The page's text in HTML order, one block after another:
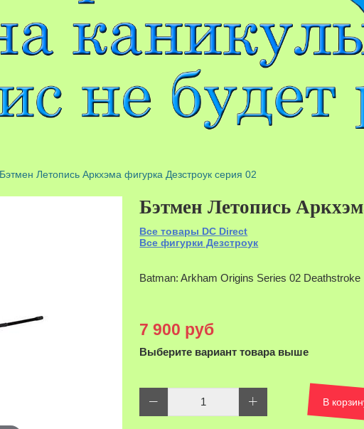
Бэтмен Летопись Аркхэма фигурка Дезстроук серия 02
Бэтмен Летопись
Все товары DC Direct
Все фигурки Дезстроук
Batman: Arkham Origins Series 02 Deathstroke
7 900 руб
Выберите вариант товара выше
В